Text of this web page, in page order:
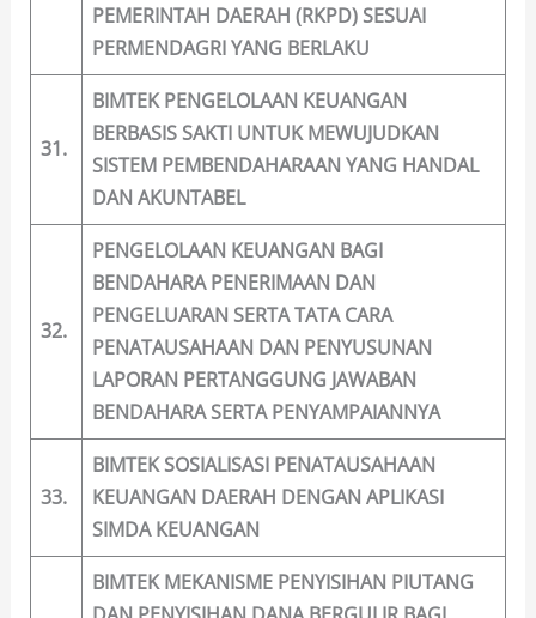
PEMERINTAH DAERAH (RKPD) SESUAI
PERMENDAGRI YANG BERLAKU
31.
BIMTEK PENGELOLAAN KEUANGAN
BERBASIS SAKTI UNTUK MEWUJUDKAN
SISTEM PEMBENDAHARAAN YANG HANDAL
DAN AKUNTABEL
32.
PENGELOLAAN KEUANGAN BAGI
BENDAHARA PENERIMAAN DAN
PENGELUARAN SERTA TATA CARA
PENATAUSAHAAN DAN PENYUSUNAN
LAPORAN PERTANGGUNG JAWABAN
BENDAHARA SERTA PENYAMPAIANNYA
33.
BIMTEK SOSIALISASI PENATAUSAHAAN
KEUANGAN DAERAH DENGAN APLIKASI
SIMDA KEUANGAN
BIMTEK MEKANISME PENYISIHAN PIUTANG